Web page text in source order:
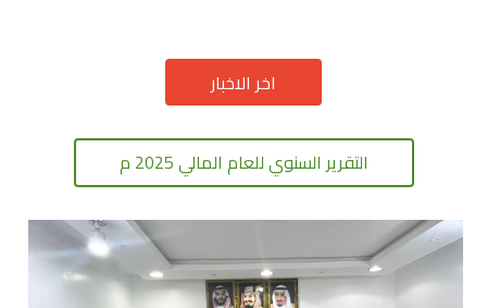
اخر الاخبار
التقرير السنوي للعام المالي 2025 م